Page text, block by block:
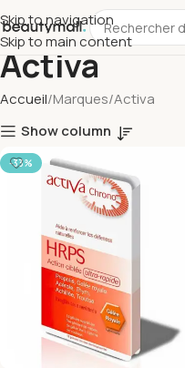
Skip to navigation
Skip to main content
Activa
Accueil Marques Activa
Show column
-33%